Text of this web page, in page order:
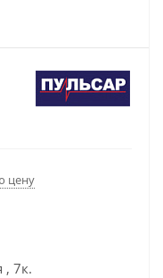
цену
, 7к.